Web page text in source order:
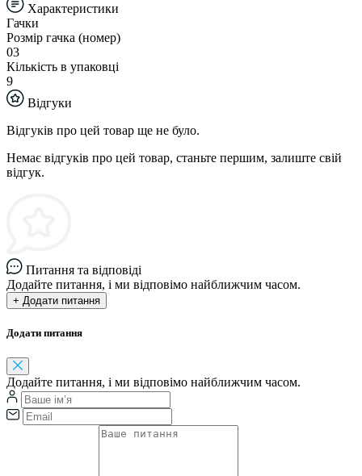
Характеристики
Гачки
Розмір гачка (номер)
03
Кількість в упаковці
9
Відгуки
Відгуків про цей товар ще не було.
Немає відгуків про цей товар, станьте першим, залиште свій
відгук.
Питання та відповіді
Додайте питання, і ми відповімо найближчим часом.
+ Додати питання
Додати питання
Додайте питання, і ми відповімо найближчим часом.